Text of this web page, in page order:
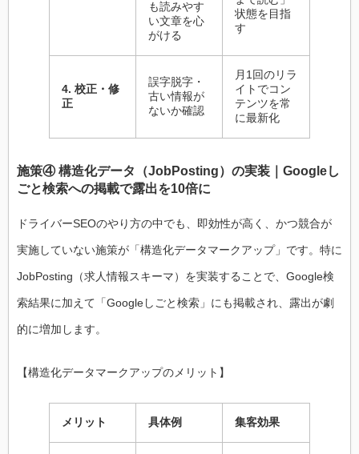
も読みやす
い文章を心
がける
状態を目指
す
4. 校正・修
正
誤字脱字・
古い情報が
ないか確認
月1回のリラ
イトでコン
テンツを常
に最新化
施策④ 構造化データ（JobPosting）の実装｜Googleし
ごと検索への掲載で露出を10倍に
ドライバーSEOのやり方の中でも、即効性が高く、かつ競合が
実施していない施策が「構造化データマークアップ」です。特に
JobPosting（求人情報スキーマ）を実装することで、Google検
索結果に加えて「Googleしごと検索」にも掲載され、露出が劇
的に増加します。
【構造化データマークアップのメリット】
メリット 具体例 集客効果